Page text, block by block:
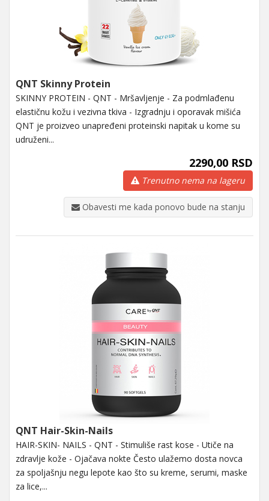
QNT Skinny Protein
SKINNY PROTEIN - QNT - Mršavljenje - Za podmlađenu
elastičnu kožu i vezivna tkiva - Izgradnju i oporavak mišića
QNT je proizveo unapređeni proteinski napitak u kome su
udruženi...
2290,00 RSD
Trenutno nema na lageru
Obavesti me kada ponovo bude na stanju
QNT Hair-Skin-Nails
HAIR-SKIN- NAILS - QNT - Stimuliše rast kose - Utiče na
zdravlje kože - Ojačava nokte Često ulažemo dosta novca
za spoljašnju negu lepote kao što su kreme, serumi, maske
za lice,...